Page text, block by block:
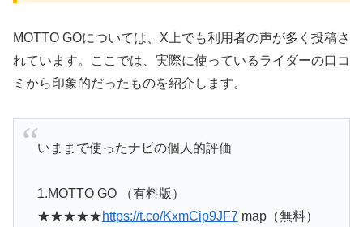
MOTTO GOについては、X上でも利用者の声が多く投稿さ
れています。ここでは、実際に使っているライダーの口コ
ミから印象的だったものを紹介します。
いままで使ったナビの個人的評価
1.MOTTO GO （有料版）
★★★★★https://t.co/KxmCip9JF7 map（無料）